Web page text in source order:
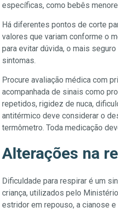
específicas, como bebês
Há diferentes pontos de corte
valores que variam conforme o
para evitar dúvida, o mais
sintomas.
Procure avaliação médica com
acompanhada de sinais como
repetidos, rigidez de nuca,
antitérmico deve considerar o
termômetro. Toda medicação
Alterações na
Dificuldade para respirar é um
criança, utilizados pelo
estridor em repouso, a cianose